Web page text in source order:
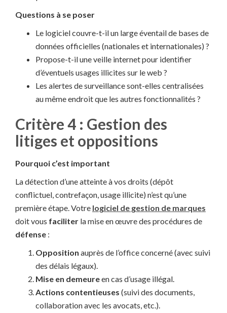
Questions à se poser
Le logiciel couvre-t-il un large éventail de bases de
données officielles (nationales et internationales) ?
Propose-t-il une veille internet pour identifier
d’éventuels usages illicites sur le web ?
Les alertes de surveillance sont-elles centralisées
au même endroit que les autres fonctionnalités ?
Critère 4 : Gestion des
litiges et oppositions
Pourquoi c’est important
La détection d’une atteinte à vos droits (dépôt
conflictuel, contrefaçon, usage illicite) n’est qu’une
première étape. Votre logiciel de gestion de marques
doit vous faciliter la mise en œuvre des procédures de
défense :
Opposition auprès de l’office concerné (avec suivi
des délais légaux).
Mise en demeureen cas d’usage illégal.
Actions contentieuses (suivi des documents,
collaboration avec les avocats, etc.).